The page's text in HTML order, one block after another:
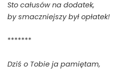
Sto całusów na dodatek,
by smaczniejszy był opłatek!
*******
Dziś o Tobie ja pamiętam,